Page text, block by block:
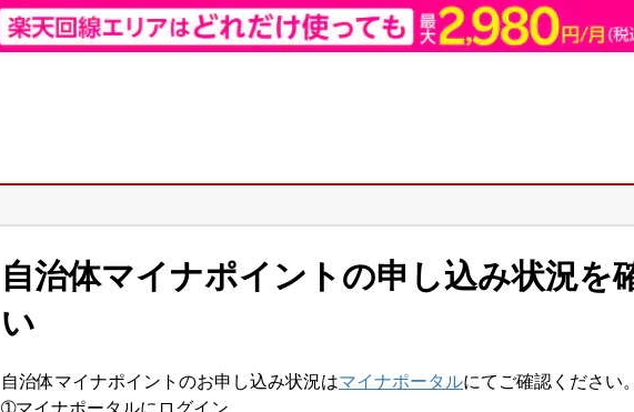
自治体マイナポイントの申し込み状況を
い
自治体マイナポイントのお申し込み状況はマイナポータルにてご確認ください
➀マイナポータルにログイン